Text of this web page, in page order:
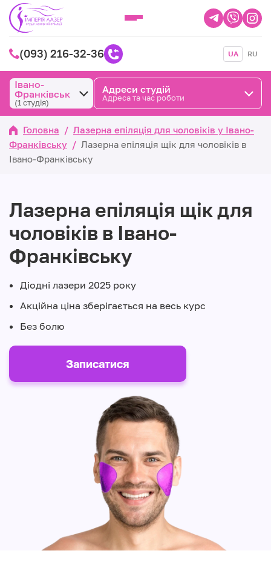
(093) 216-32-36 UA RU
Івано-
Франківськ
(1 студія)
Адреси студій
Адреса та час роботи
Головна / Лазерна епіляція для чоловіків у Івано-
Франківську / Лазерна епіляція щік для чоловіків в
Івано-Франківську
Лазерна епіляція щік для
чоловіків в Івано-
Франківську
Діодні лазери 2025 року
Акційна ціна зберігається на весь курс
Без болю
Записатися